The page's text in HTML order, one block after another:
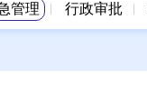
管理 行政审批